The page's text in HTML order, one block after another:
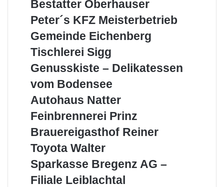
Bestatter Oberhauser
Peter
KFZ
Meisterbetrieb
Peter´s KFZ Meisterbetrieb
Gemeinde
Gemeinde Eichenberg
Tischlerei
Tischlerei Sigg
Genusskiste
Delikatessen
vom
Genusskiste – Delikatessen
vom Bodensee
Autohaus
Autohaus Natter
Feinbrennerei
Feinbrennerei Prinz
Brauereigasthof
Brauereigasthof Reiner
Toyota
Walter
Toyota Walter
Sparkasse
Bregenz
AG
Sparkasse Bregenz AG –
Filiale Leiblachtal